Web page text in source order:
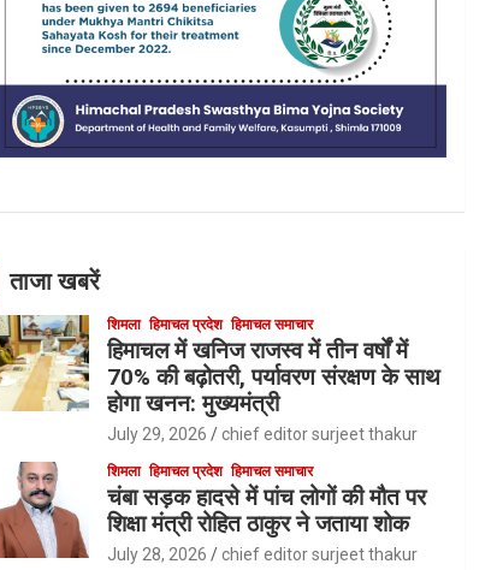
ताजा खबरें
शिमला हिमाचल प्रदेश हिमाचल समाचार
हिमाचल में खनिज राजस्व में तीन वर्षों में
70% की बढ़ोतरी, पर्यावरण संरक्षण के साथ
होगा खनन: मुख्यमंत्री
July 29, 2026 chief editor surjeet thakur
शिमला हिमाचल प्रदेश हिमाचल समाचार
चंबा सड़क हादसे में पांच लोगों की मौत पर
शिक्षा मंत्री रोहित ठाकुर ने जताया शोक
July 28, 2026 chief editor surjeet thakur